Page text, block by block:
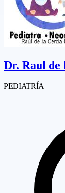
Dr. Raul de
PEDIATRÍA